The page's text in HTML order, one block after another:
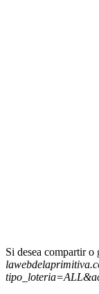
Si desea compartir o